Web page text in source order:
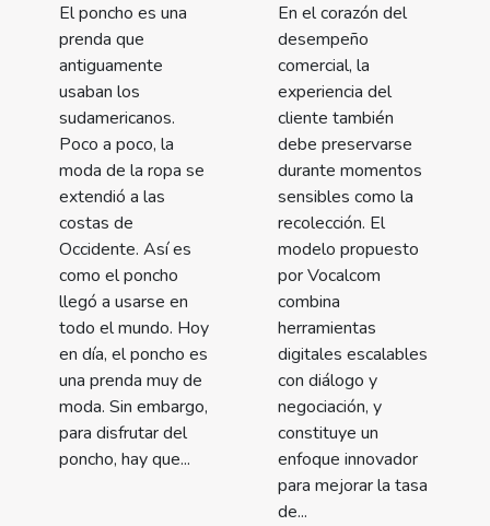
El poncho es una
prenda que
antiguamente
usaban los
sudamericanos.
Poco a poco, la
moda de la ropa se
extendió a las
costas de
Occidente. Así es
como el poncho
llegó a usarse en
todo el mundo. Hoy
en día, el poncho es
una prenda muy de
moda. Sin embargo,
para disfrutar del
poncho, hay que...
En el corazón del
desempeño
comercial, la
experiencia del
cliente también
debe preservarse
durante momentos
sensibles como la
recolección. El
modelo propuesto
por Vocalcom
combina
herramientas
digitales escalables
con diálogo y
negociación, y
constituye un
enfoque innovador
para mejorar la tasa
de...